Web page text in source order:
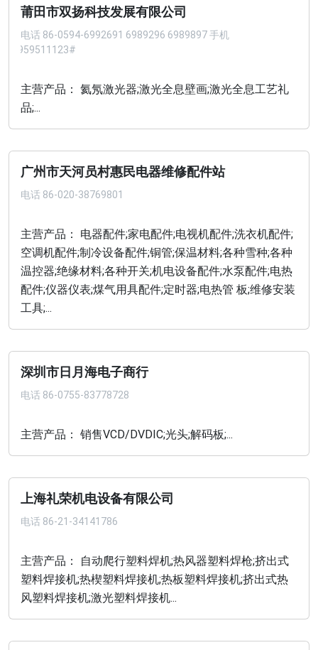
莆田市双扬科技发展有限公司
电话 86-0594-6992691 6989296 6989897 手机
13959511123#
主营产品： 氦氖激光器;激光全息壁画;激光全息工艺礼
品;...
广州市天河员村惠民电器维修配件站
电话 86-020-38769801
主营产品： 电器配件;家电配件;电视机配件;洗衣机配件;
空调机配件;制冷设备配件;铜管;保温材料;各种雪种;各种
温控器;绝缘材料;各种开关;机电设备配件;水泵配件;电热
配件;仪器仪表;煤气用具配件;定时器;电热管 板;维修安装
工具;...
深圳市日月海电子商行
电话 86-0755-83778728
主营产品： 销售VCD/DVDIC;光头;解码板;...
上海礼荣机电设备有限公司
电话 86-21-34141786
主营产品： 自动爬行塑料焊机;热风器塑料焊枪;挤出式
塑料焊接机;热楔塑料焊接机;热板塑料焊接机;挤出式热
风塑料焊接机;激光塑料焊接机...